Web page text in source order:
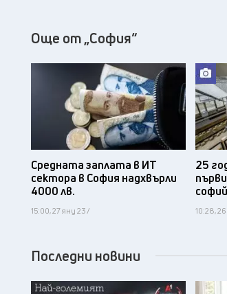
Още от „София“
Средната заплата в ИТ
сектора в София надхвърли
4000 лв.
15:00, 27 яну 23 /
25
10:28,
Последни новини